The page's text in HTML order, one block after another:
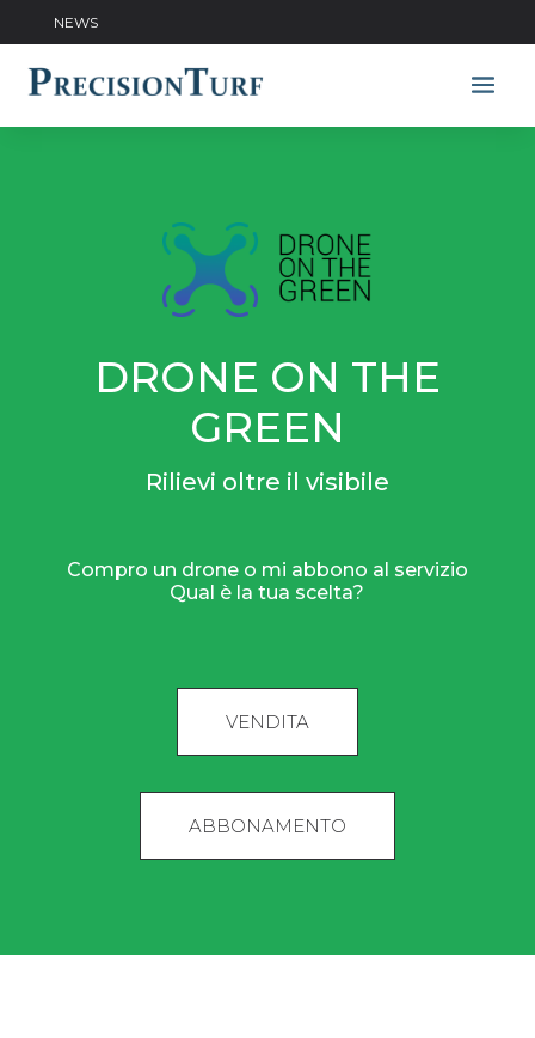
NEWS
DRONE ON THE
GREEN
Rilievi oltre il visibile
Compro un drone o mi abbono al servizio
Qual è la tua scelta?
VENDITA
ABBONAMENTO